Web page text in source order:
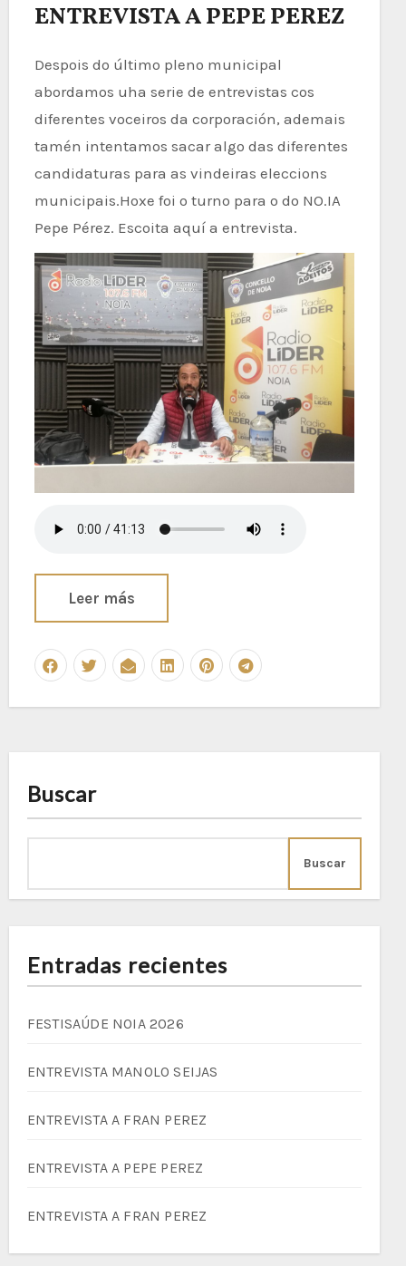
ENTREVISTA A PEPE PEREZ
Despois do último pleno municipal
abordamos uha serie de entrevistas cos
diferentes voceiros da corporación, ademais
tamén intentamos sacar algo das diferentes
candidaturas para as vindeiras eleccions
municipais.Hoxe foi o turno para o do NO.IA
Pepe Pérez. Escoita aquí a entrevista.
Leer más
Buscar
Buscar
Entradas recientes
FESTISAÚDE NOIA 2026
ENTREVISTA MANOLO SEIJAS
ENTREVISTA A FRAN PEREZ
ENTREVISTA A PEPE PEREZ
ENTREVISTA A FRAN PEREZ